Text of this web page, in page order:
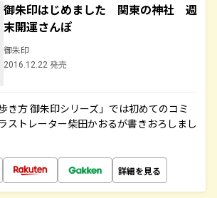
御朱印はじめました 関東の神社 週
末開運さんぽ
御朱印
2016.12.22 発売
き方 御朱印シリーズ」では初めてのコミ
ストレーター柴田かおるが書きおろしまし
詳細を見る